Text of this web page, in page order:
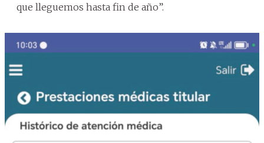
que lleguemos hasta fin de año”.